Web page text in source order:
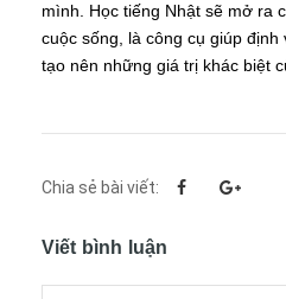
mình. Học tiếng Nhật sẽ mở ra
cuộc sống, là công cụ giúp định
tạo nên những giá trị khác biệt
Chia sẻ bài viết:
Viết bình luận